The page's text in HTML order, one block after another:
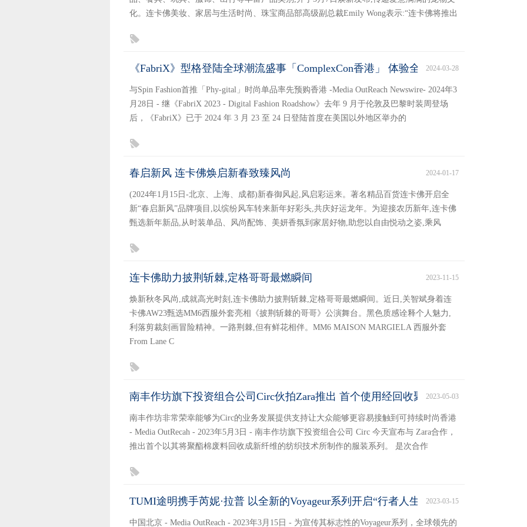
化。连卡佛美妆、家居与生活时尚、珠宝商品部高级副总裁Emily Wong表示:“连卡佛将推出
《FabriX》型格登陆全球潮流盛事「ComplexCon香港」 体验全新流线型设计扩增实
2024-03-28
与Spin Fashion首推「Phy-gital」时尚单品率先预购香港 -Media OutReach Newswire- 2024年3
月28日 - 继《FabriX 2023 - Digital Fashion Roadshow》去年 9 月于伦敦及巴黎时装周登场
后，《FabriX》已于 2024 年 3 月 23 至 24 日登陆首度在美国以外地区举办的
春启新风 连卡佛焕启新春致臻风尚 2024-01-17
(2024年1月15日-北京、上海、成都)新春御风起,风启彩运来。著名精品百货连卡佛开启全
新“春启新风”品牌项目,以缤纷风车转来新年好彩头,共庆好运龙年。为迎接农历新年,连卡佛
甄选新年新品,从时装单品、风尚配饰、美妍香氛到家居好物,助您以自由悦动之姿,乘风
连卡佛助力披荆斩棘,定格哥哥最燃瞬间 2023-11-15
焕新秋冬风尚,成就高光时刻,连卡佛助力披荆斩棘,定格哥哥最燃瞬间。近日,关智斌身着连
卡佛AW23甄选MM6西服外套亮相《披荆斩棘的哥哥》公演舞台。黑色质感诠释个人魅力,
利落剪裁刻画冒险精神。一路荆棘,但有鲜花相伴。MM6 MAISON MARGIELA 西服外套
From Lane C
南丰作坊旗下投资组合公司Circ伙拍Zara推出 首个使用经回收聚酯棉混合纺织物生产
2023-05-03
南丰作坊非常荣幸能够为Circ的业务发展提供支持让大众能够更容易接触到可持续时尚香港
- Media OutRecah - 2023年5月3日 - 南丰作坊旗下投资组合公司 Circ 今天宣布与 Zara合作，
推出首个以其将聚酯棉废料回收成新纤维的纺织技术所制作的服装系列。 是次合作
TUMI途明携手芮妮·拉普 以全新的Voyageur系列开启“行者人生·明日新程”新篇章
2023-03-15
中国北京 - Media OutReach - 2023年3月15日 - 为宣传其标志性的Voyageur系列，全球领先的